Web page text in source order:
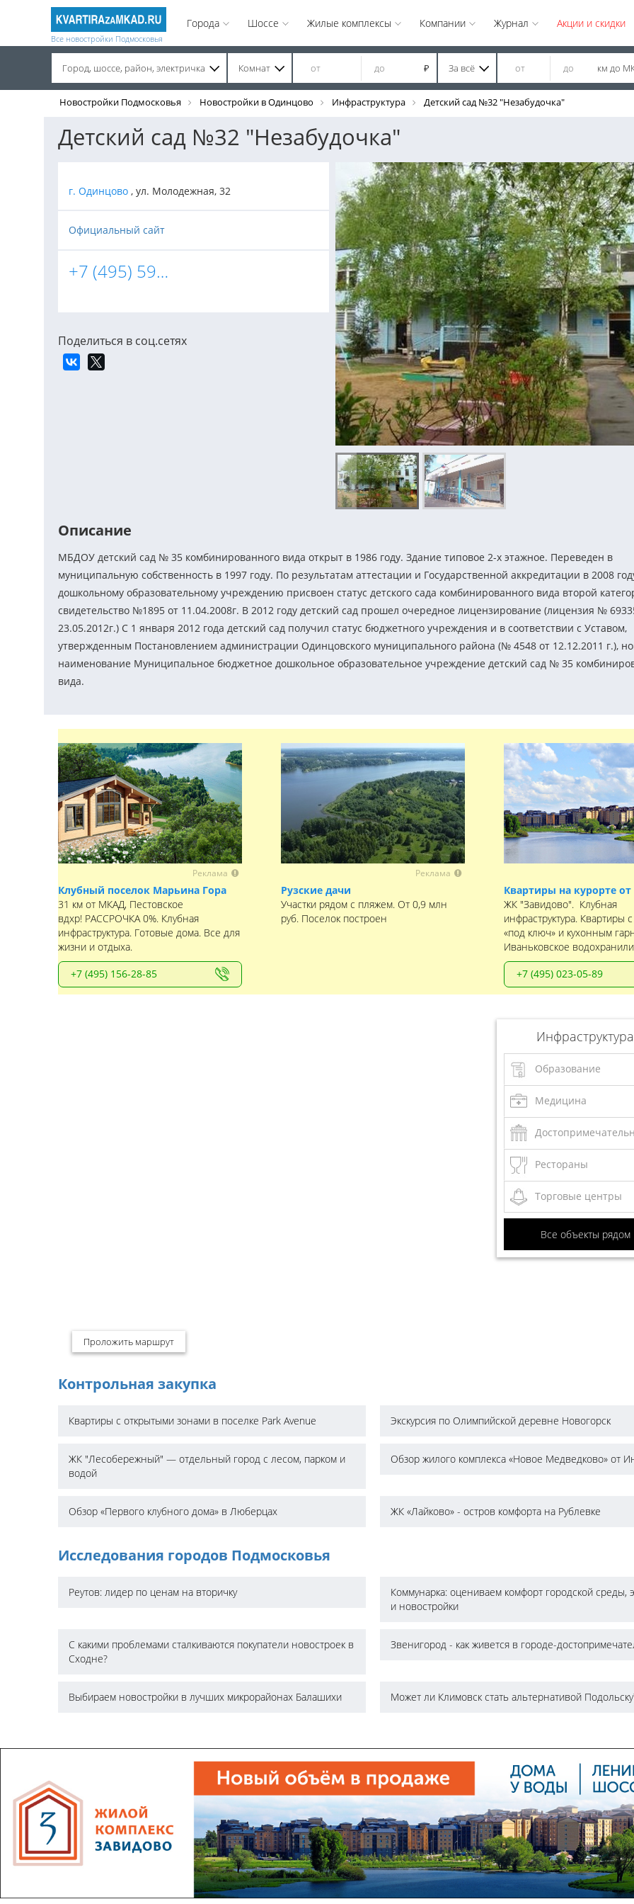
Все новостройки Подмосковья
Города Шоссе Жилые комплексы Компании Журнал Акции и скидки
Город, шоссе, район, электричка Комнат ₽ За всё км до
Новостройки Подмосковья Новостройки в Одинцово Инфраструктура Детский сад №32 "Незабудочка"
Детский сад №32 "Незабудочка"
г. Одинцово , ул. Молодежная, 32
Официальный сайт
+7 (495) 593-06-30
Поделиться в соц.сетях
Описание
МБДОУ детский сад № 35 комбинированного вида открыт в 1986 году. Здание типовое 2-х этажное. Переведен в
муниципальную собственность в 1997 году. По результатам аттестации и Государственной аккредитации в 2008
дошкольному образовательному учреждению присвоен статус детского сада комбинированного вида второй
свидетельство №1895 от 11.04.2008г. В 2012 году детский сад прошел очередное лицензирование (лицензия №
23.05.2012г.) С 1 января 2012 года детский сад получил статус бюджетного учреждения и в соответствии с Уставом,
утвержденным Постановлением администрации Одинцовского муниципального района (№ 4548 от 12.12.2011 г.),
наименование Муниципальное бюджетное дошкольное образовательное учреждение детский сад № 35
вида.
Реклама
Клубный поселок Марьина Гора
31 км от МКАД, Пестовское
вдхр! РАССРОЧКА 0%. Клубная
инфраструктура. Готовые дома. Все для
жизни и отдыха.
+7 (495) 156-28-85
Реклама
Рузские дачи
Участки рядом с пляжем. От 0,9 млн
руб. Поселок построен
Квартиры на курорте
ЖК "Завидово". Клубная
инфраструктура. Квартиры
«под ключ» и кухонным
Иваньковское
+7 (495) 023-05-89
Инфраструктура
Образование
Медицина
Рестораны
Торговые центры
Все объекты рядом
Проложить маршрут
Контрольная закупка
Квартиры с открытыми зонами в поселке Park Avenue Экскурсия по Олимпийской деревне Новогорск
ЖК "Лесобережный" — отдельный город с лесом, парком и
водой
Обзор жилого комплекса «Новое Медведково» от
Обзор «Первого клубного дома» в Люберцах ЖК «Лайково» - остров комфорта на Рублевке
Исследования городов Подмосковья
Реутов: лидер по ценам на вторичку
Коммунарка: оцениваем комфорт городской среды,
и новостройки
С какими проблемами сталкиваются покупатели новостроек в
Сходне?
Звенигород - как живется в городе-
Выбираем новостройки в лучших микрорайонах Балашихи Может ли Климовск стать альтернативой